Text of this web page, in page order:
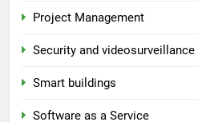
Project Management
Security and videosurveillance
Smart buildings
Software as a Service